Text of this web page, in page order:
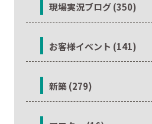
現場実況ブログ (350)
お客様イベント (141)
新築 (279)